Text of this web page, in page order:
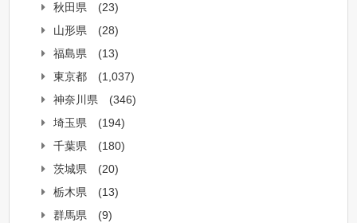
秋田県
(23)
山形県
(28)
福島県
(13)
東京都
(1,037)
神奈川県
(346)
埼玉県
(194)
千葉県
(180)
茨城県
(20)
栃木県
(13)
群馬県
(9)